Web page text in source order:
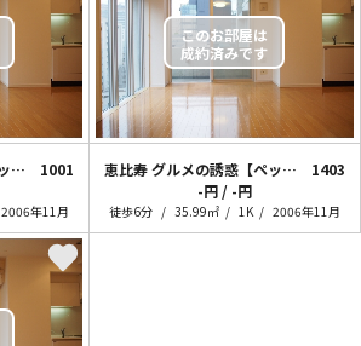
恵比寿 グルメの誘惑【ペット相談可能】
1001
2006年11月
恵比寿 グルメの誘惑【ペット相談可能】
1403
-円 / -円
徒歩6分 35.99㎡ 1K
2006年11月